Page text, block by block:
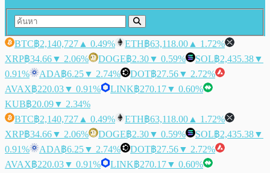
BTC฿2,140,727 ▲ 0.49% ETH฿63,118.00 ▲ 1.72%
XRP฿34.66▼ 2.06% DOGE฿2.30▼ 0.59% SOL฿2,435.38▼
0.91%
ADA฿6.25▼ 2.74% DOT฿27.56▼ 2.72%
AVAX฿220.03▼ 0.91% LINK฿270.17▼ 0.60%
KUB฿20.09▼ 2.34%
BTC฿2,140,727 ▲ 0.49% ETH฿63,118.00 ▲ 1.72%
XRP฿34.66▼ 2.06% DOGE฿2.30▼ 0.59% SOL฿2,435.38▼
0.91%
ADA฿6.25▼ 2.74% DOT฿27.56▼ 2.72%
AVAX฿220.03▼ 0.91% LINK฿270.17▼ 0.60%